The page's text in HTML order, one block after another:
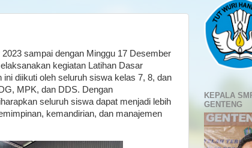
sampai dengan Minggu 17 Desember
kegiatan Latihan Dasar
ini diikuti oleh seluruh siswa kelas 7, 8, dan
MPK, dan DDS. Dengan
seluruh siswa dapat menjadi lebih
kemandirian, dan manajemen
KEPALA
GENTENG